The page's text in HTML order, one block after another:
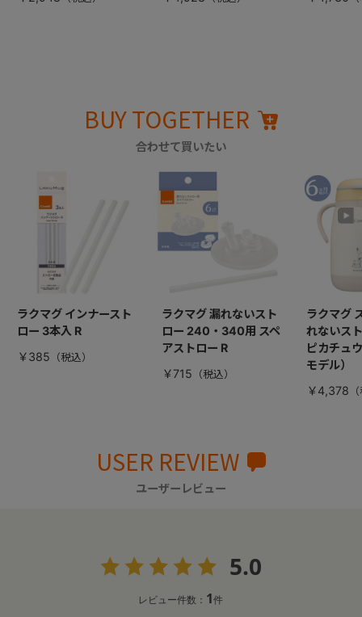
BUY TOGETHER
合わせて買いたい
ラクマグ インナースト
ロー 3本入 R
￥385
ラクマグ 漏れないスト
ロー 240・340用 スペ
アストロー R
￥715
ラクマグ
れないス
ピカチュ
モデル）
￥4,378
USER REVIEW
ユーザーレビュー
5.0
レビュー件数： 1件